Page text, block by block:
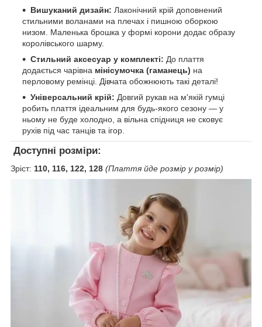
Вишуканий дизайн: Лаконічний крій доповнений
стильними воланами на плечах і пишною оборкою
низом. Маленька брошка у формі корони додає образу
королівського шарму.
Стильний аксесуар у комплекті: До плаття
додається чарівна мінісумочка (гаманець) на
перловому ремінці. Дівчата обожнюють такі деталі!
Універсальний крій: Довгий рукав на м'якій гумці
робить плаття ідеальним для будь-якого сезону — у
ньому не буде холодно, а вільна спідниця не сковує
рухів під час танців та ігор.
Доступні розміри:
Зріст: 110, 116, 122, 128 (Плаття йде розмір у розмір)